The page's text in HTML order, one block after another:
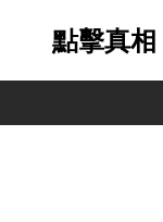
點擊真